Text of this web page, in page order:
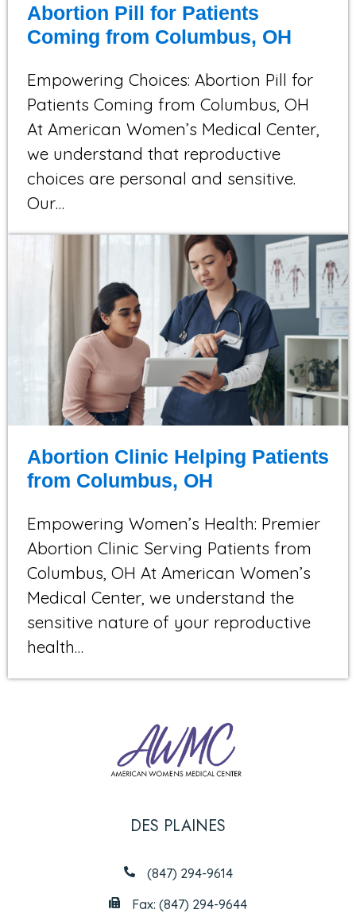
Abortion Pill for Patients
Coming from Columbus, OH
Empowering Choices: Abortion Pill for
Patients Coming from Columbus, OH
At American Women’s Medical Center,
we understand that reproductive
choices are personal and sensitive.
Our…
Abortion Clinic Helping Patients
from Columbus, OH
Empowering Women’s Health: Premier
Abortion Clinic Serving Patients from
Columbus, OH At American Women’s
Medical Center, we understand the
sensitive nature of your reproductive
health…
DES PLAINES
(847) 294-9614
Fax: (847) 294-9644